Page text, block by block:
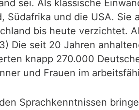
sei. Als klassische
Südafrika und die USA.
bis heute verzichtet.
Die seit 20 Jahren
knapp 270.000
und Frauen im
Sprachkenntnissen